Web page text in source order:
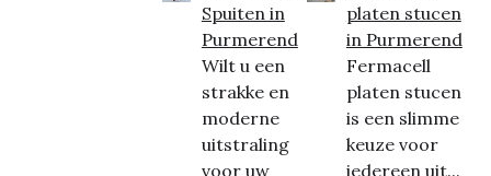
Spuiten in
Purmerend
Wilt u een
strakke en
moderne
uitstraling
voor uw
platen stucen
in Purmerend
Fermacell
platen stucen
is een slimme
keuze voor
iedereen uit...